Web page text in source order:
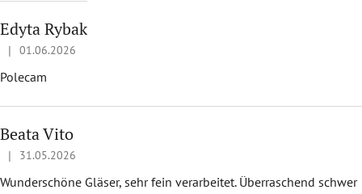
Edyta Rybak
Hodnotenie obchodu je 5 z 5 hviezdičiek.
| 01.06.2026
Polecam
Beata Vito
Hodnotenie obchodu je 5 z 5 hviezdičiek.
| 31.05.2026
Wunderschöne Gläser, sehr fein verarbeitet. Überraschend schwer